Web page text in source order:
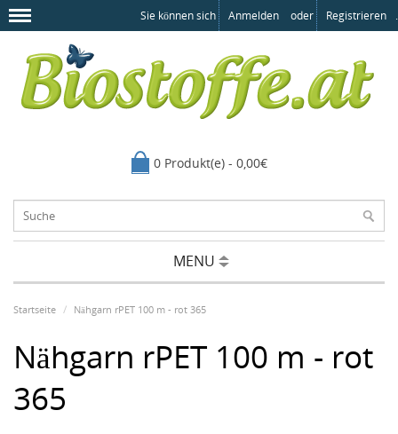
Sie können sich Anmelden oder Registrieren .
0 Produkt(e) - 0,00€
MENU
Startseite Nähgarn rPET 100 m - rot 365
Nähgarn rPET 100 m - rot
365